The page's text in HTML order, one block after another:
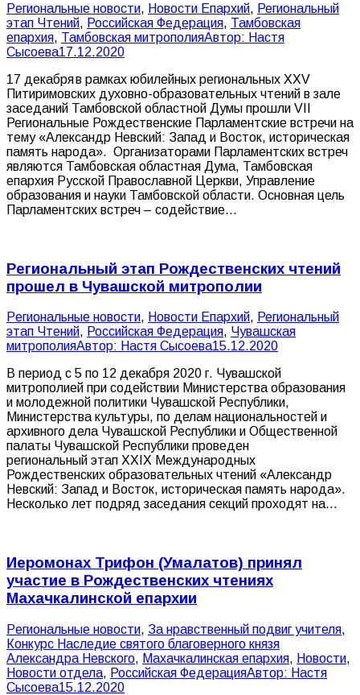
Pегиональные новости, Новости Епархий, Региональный
этап Чтений, Российская Федерация, Тамбовская
епархия, Тамбовская митрополияАвтор: Настя
Сысоева17.12.2020
17 декабря в рамках юбилейных региональных XXV
Питиримовских духовно-образовательных чтений в зале
заседаний Тамбовской областной Думы прошли VII
Региональные Рождественские Парламентские встречи на
тему «Александр Невский: Запад и Восток, историческая
память народа». Организаторами Парламентских встреч
являются Тамбовская областная Дума, Тамбовская
епархия Русской Православной Церкви, Управление
образования и науки Тамбовской области. Основная цель
Парламентских встреч – содействие…
Региональный этап Рождественских чтений
прошел в Чувашской митрополии
Pегиональные новости, Новости Епархий, Региональный
этап Чтений, Российская Федерация, Чувашская
митрополияАвтор: Настя Сысоева15.12.2020
В период с 5 по 12 декабря 2020 г. Чувашской
митрополией при содействии Министерства образования
и молодежной политики Чувашской Республики,
Министерства культуры, по делам национальностей и
архивного дела Чувашской Республики и Общественной
палаты Чувашской Республики проведен
региональный этап XXIX Международных
Рождественских образовательных чтений «Александр
Невский: Запад и Восток, историческая память народа».
Несколько лет подряд заседания секций проходят на…
Иеромонах Трифон (Умалатов) принял
участие в Рождественских чтениях
Махачкалинской епархии
Pегиональные новости, За нравственный подвиг учителя,
Конкурс Наследие святого благоверного князя
Александра Невского, Махачкалинская епархия, Новости,
Новости отдела, Российская ФедерацияАвтор: Настя
Сысоева15.12.2020